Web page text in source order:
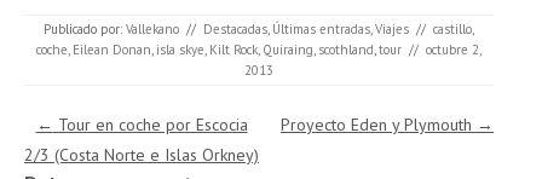
Publicado por: Vallekano // Destacadas Últimas entradas Viajes // castillo
coche Eilean Donan isla skye Kilt Rock Quiraing scothland tour // octubre 2,
2013
Navegación de entradas
← Tour en coche por Escocia
2/3 (Costa Norte e Islas Orkney)
Proyecto Eden y Plymouth →